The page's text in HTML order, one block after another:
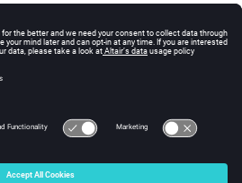
Inc. All Rights Reserved.